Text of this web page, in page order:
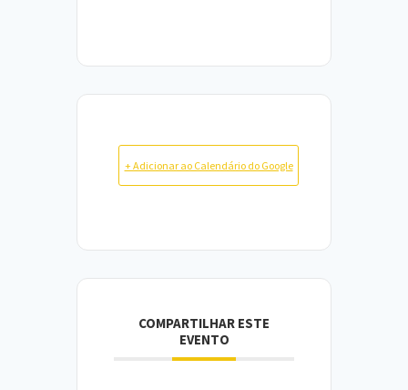
+ Adicionar ao Calendário do Google
COMPARTILHAR ESTE
EVENTO